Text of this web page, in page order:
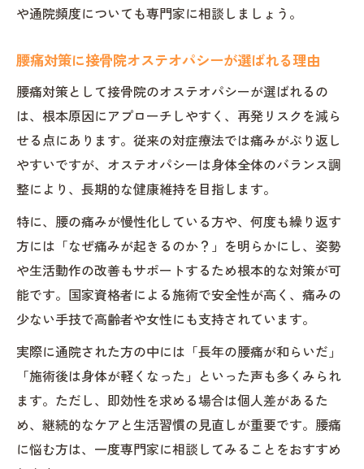
や通院頻度についても専門家に相談しましょう。
腰痛対策に接骨院オステオパシーが選ばれる理由
腰痛対策として接骨院のオステオパシーが選ばれるの
は、根本原因にアプローチしやすく、再発リスクを減ら
せる点にあります。従来の対症療法では痛みがぶり返し
やすいですが、オステオパシーは身体全体のバランス調
整により、長期的な健康維持を目指します。
特に、腰の痛みが慢性化している方や、何度も繰り返す
方には「なぜ痛みが起きるのか？」を明らかにし、姿勢
や生活動作の改善もサポートするため根本的な対策が可
能です。国家資格者による施術で安全性が高く、痛みの
少ない手技で高齢者や女性にも支持されています。
実際に通院された方の中には「長年の腰痛が和らいだ」
「施術後は身体が軽くなった」といった声も多くみられ
ます。ただし、即効性を求める場合は個人差があるた
め、継続的なケアと生活習慣の見直しが重要です。腰痛
に悩む方は、一度専門家に相談してみることをおすすめ